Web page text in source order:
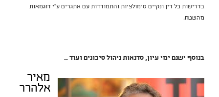
בדרישות כל דין ונקיים סימולציות והתמודדות עם אתגרים ע"י דוגמאות
מהשטח.
בנוסף ישנם ימי עיון, סדנאות ניהול סיכונים ועוד ..
מאיר
אלהרר